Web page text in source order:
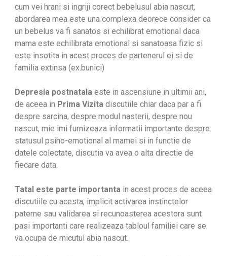
cum vei hrani si ingriji corect bebelusul abia nascut,
abordarea mea este una complexa deorece consider ca
un bebelus va fi sanatos si echilibrat emotional daca
mama este echilibrata emotional si sanatoasa fizic si
este insotita in acest proces de partenerul ei si de
familia extinsa (ex.bunici)
Depresia postnatala este in ascensiune in ultimii ani,
de aceea in Prima Vizita discutiile chiar daca par a fi
despre sarcina, despre modul nasterii, despre nou
nascut, mie imi furnizeaza informatii importante despre
statusul psiho-emotional al mamei si in functie de
datele colectate, discutia va avea o alta directie de
fiecare data.
Tatal este parte importanta in acest proces de aceea
discutiile cu acesta, implicit activarea instinctelor
paterne sau validarea si recunoasterea acestora sunt
pasi importanti care realizeaza tabloul familiei care se
va ocupa de micutul abia nascut.